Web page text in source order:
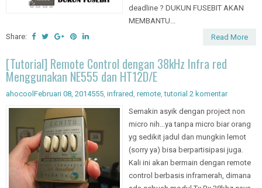
deadline ? DUKUN FUSEBIT AKAN
MEMBANTU...
Share:
Read More
[Tutorial] Remote Control dengan 38kHz Infra red
Menggunakan NE555 dan HT12D/E
ahocoolFebruari 08, 2014555 infrared remote ,tutorial 2 komentar
Semakin asyik dengan project non
micro nih...ya tanpa micro biar orang
yg sedikit jadul dan mungkin lemot
(sorry ya) bisa berpartisipasi juga.
Kali ini akan bermain dengan remote
control berbasis inframerah, dimana